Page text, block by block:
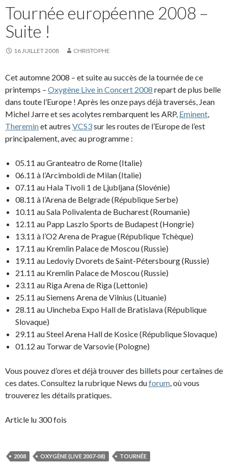
Tournée européenne 2008 –
Suite !
16 JUILLET 2008 CHRISTOPHE
Cet automne 2008 – et suite au succès de la tournée de ce
printemps – Oxygène Live in Concert 2008 repart de plus belle
dans toute l’Europe ! Après les onze pays déjà traversés, Jean
Michel Jarre et ses acolytes rembarquent les ARP, Eminent,
Thereminet autres VCS3sur les routes de l’Europe de l’est
principalement, avec au programme :
05.11 au Granteatro de Rome (Italie)
06.11 à l’Arcimboldi de Milan (Italie)
07.11 au Hala Tivoli 1 de Ljubljana (Slovénie)
08.11 à l’Arena de Belgrade (République Serbe)
10.11 au Sala Polivalenta de Bucharest (Roumanie)
12.11 au Papp Laszlo Sports de Budapest (Hongrie)
13.11 à l’O2 Arena de Prague (République Tchèque)
17.11 au Kremlin Palace de Moscou (Russie)
19.11 au Ledoviy Dvorets de Saint-Pétersbourg (Russie)
21.11 au Kremlin Palace de Moscou (Russie)
23.11 au Riga Arena de Riga (Lettonie)
25.11 au Siemens Arena de Vilnius (Lituanie)
28.11 au Uincheba Expo Hall de Bratislava (République
Slovaque)
29.11 au Steel Arena Hall de Kosice (République Slovaque)
01.12 au Torwar de Varsovie (Pologne)
Vous pouvez d’ores et déjà trouver des billets pour certaines de
ces dates. Consultez la rubrique News duforum, où vous
trouverez les détails pratiques.
Article lu 300 fois
2008 OXYGÈNE (LIVE 2007-08) TOURNÉE